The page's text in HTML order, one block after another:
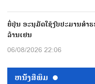
ຍີ່ປຸ່ນ ອະນຸມັດໃຊ້ງົບປະມານສ
ລ້ານເຢນ
06/08/2026 22:06
ຫນ້ັງສືພິມ